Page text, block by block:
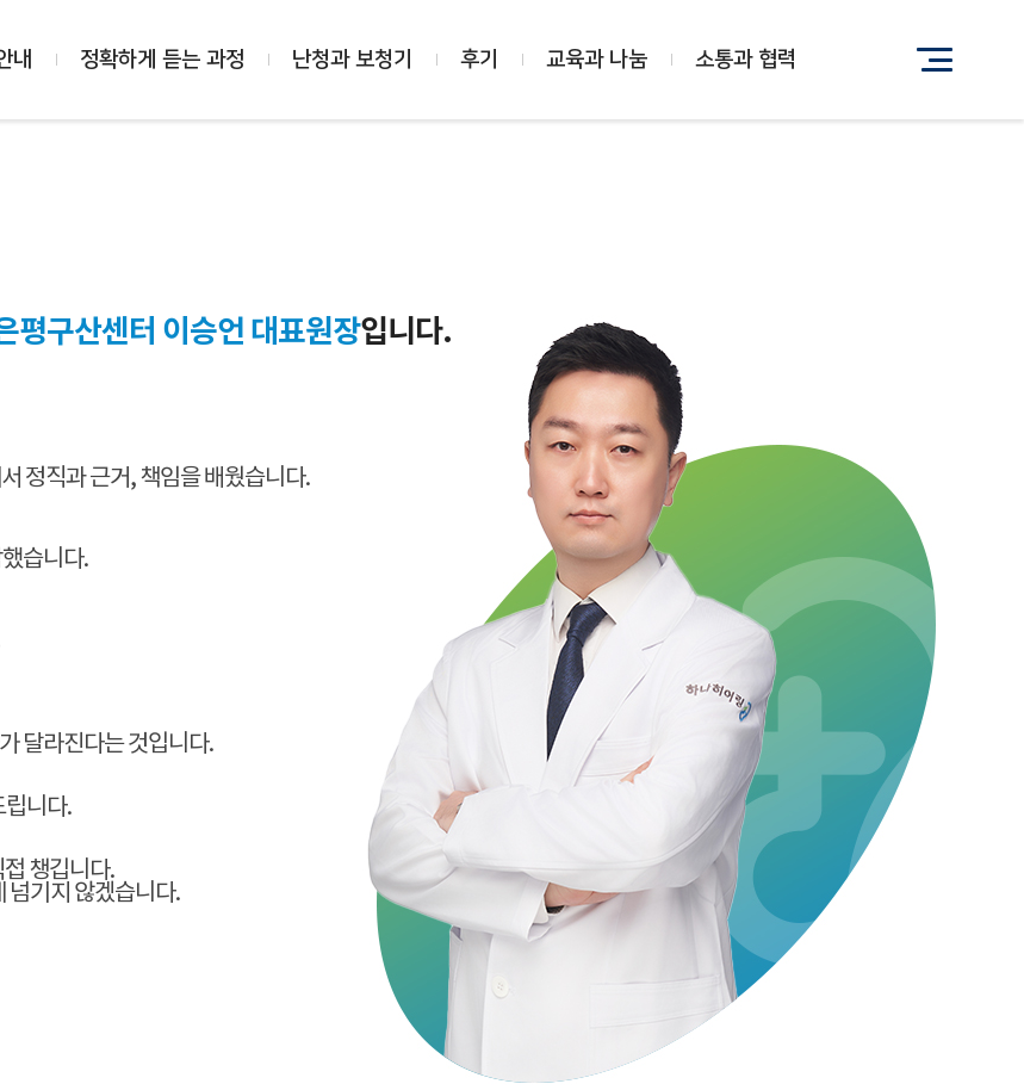
내 정확하게 듣는 과정 난청과 보청기 후기 교육과 나눔 소통과 협력
평구산센터 이승언 대표원장입니다.
정직과 근거, 책임을 배웠습니다.
습니다.
달라진다는 것입니다.
립니다.
챙깁니다.
기지 않겠습니다.